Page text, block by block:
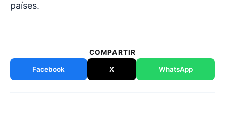
países.
COMPARTIR
Facebook X WhatsApp